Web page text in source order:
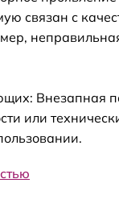
связан с
Внезапная
или